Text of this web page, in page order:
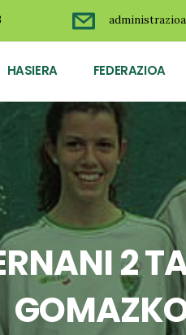
HASIERA FEDERAZIOA
2